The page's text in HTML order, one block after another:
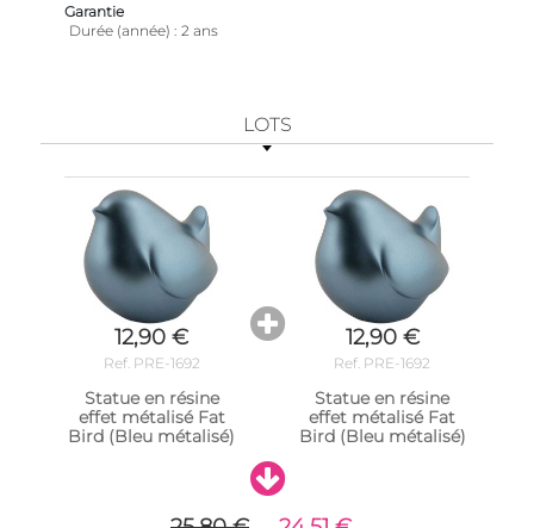
Garantie
Durée (année)
2 ans
LOTS
12,90 €
Ref. PRE-1692
Statue en résine
effet métalisé Fat
Bird (Bleu métalisé)
12,90 €
Ref. PRE-1692
Statue en résine
effet métalisé Fat
Bird (Bleu métalisé)